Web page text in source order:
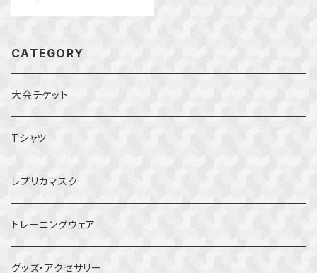
CATEGORY
大会チケット
Tシャツ
レプリカマスク
トレーニングウェア
グッズ・アクセサリー